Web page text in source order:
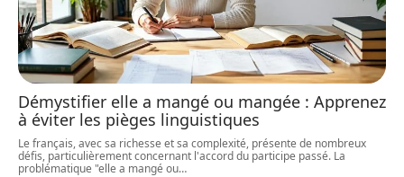
Démystifier elle a mangé ou mangée : Apprenez
à éviter les pièges linguistiques
Le français, avec sa richesse et sa complexité, présente de nombreux
défis, particulièrement concernant l'accord du participe passé. La
problématique "elle a mangé ou…